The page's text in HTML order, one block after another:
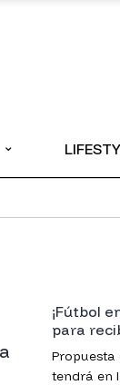
⌄
¡Fútbol
para
Propuesta
tendrá en